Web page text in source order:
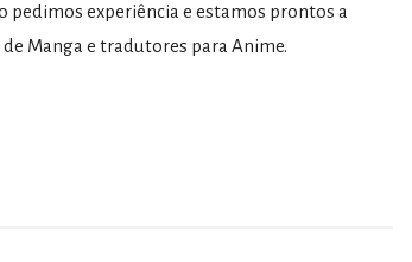
pedimos experiência e estamos prontos a
Manga e tradutores para Anime.